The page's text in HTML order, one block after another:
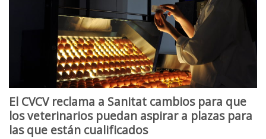
El CVCV reclama a Sanitat cambios para que
los veterinarios puedan aspirar a plazas para
las que están cualificados